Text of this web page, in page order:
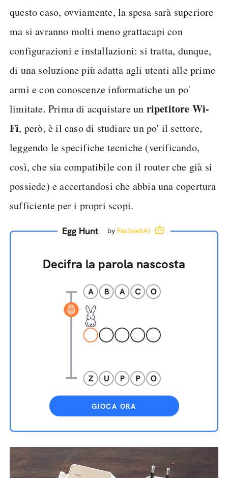
questo caso, ovviamente, la spesa sarà superiore
ma si avranno molti meno grattacapi con
configurazioni e installazioni: si tratta, dunque,
di una soluzione più adatta agli utenti alle prime
armi e con conoscenze informatiche un po'
limitate. Prima di acquistare un ripetitore Wi-
Fi, però, è il caso di studiare un po' il settore,
leggendo le specifiche tecniche (verificando,
così, che sia compatibile con il router che già si
possiede) e accertandosi che abbia una copertura
sufficiente per i propri scopi.
Egg Hunt by FastwebAI
Decifra la parola nascosta
GIOCA ORA